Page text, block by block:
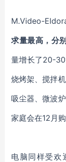
M.Video-
求量最高，分
量增长了20-
烧烤架、搅拌
吸尘器、微波
家庭会在12月
电脑同样受欢